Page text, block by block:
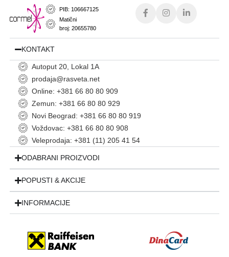
PIB: 106667125
Matični
broj: 20655780
KONTAKT
Autoput 20, Lokal 1A
prodaja@rasveta.net
Online: +381 66 80 80 909
Zemun: +381 66 80 80 929
Novi Beograd: +381 66 80 80 919
Voždovac: +381 66 80 80 908
Veleprodaja: +381 (11) 205 41 54
ODABRANI PROIZVODI
POPUSTI & AKCIJE
INFORMACIJE